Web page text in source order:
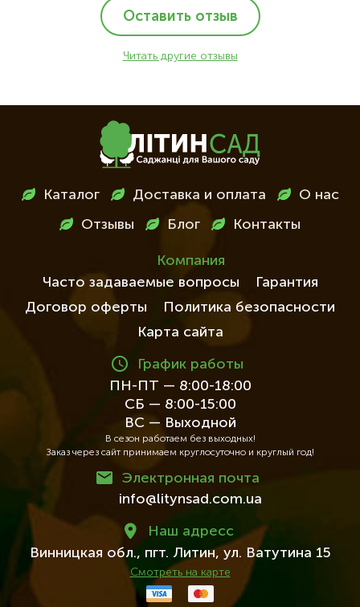
Оставить отзыв
Читать другие отзывы
МенюКаталог Доставка и оплата О нас
Отзывы Блог Контакты
Компания
Часто задаваемые вопросы
Гарантия
Договор оферты
Политика безопасности
Карта сайта
График работы
ПН-ПТ — 8:00-18:00
СБ — 8:00-15:00
ВС — Выходной
В сезон работаем без выходных!
Заказ через сайт принимаем круглосуточно и круглый год!
Электронная почта
info@litynsad.com.ua
Наш адресc
Винницкая обл., пгт. Литин, ул. Ватутина 15
Смотреть на карте